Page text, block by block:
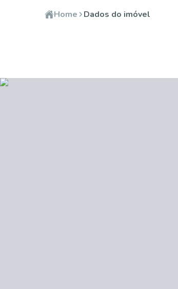
Home Dados do imóvel